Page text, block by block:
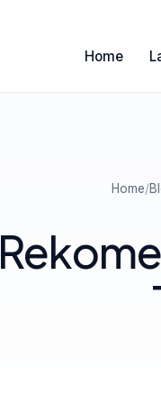
Home
Home/